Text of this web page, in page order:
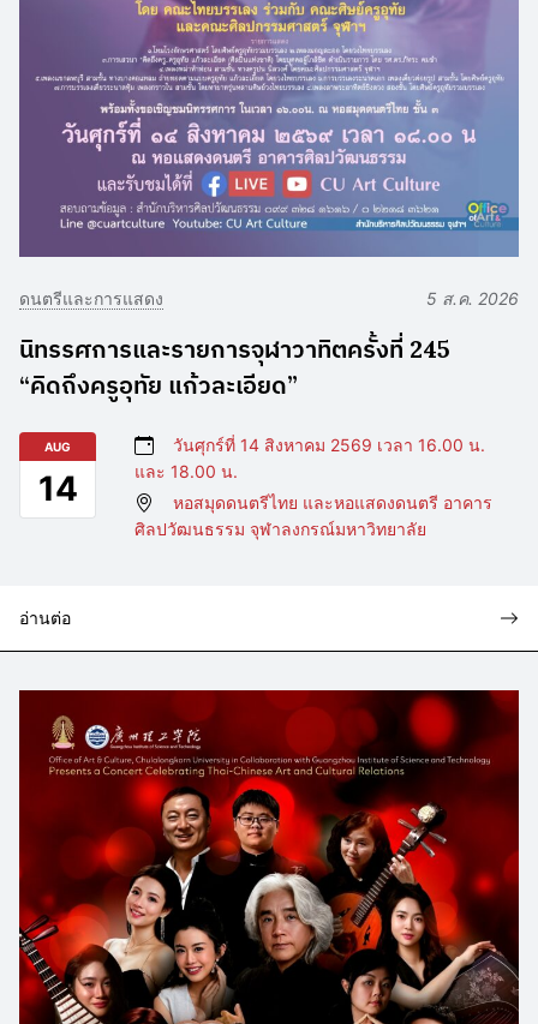
ดนตรีและการแสดง 5 ส.ค. 2026
นิทรรศการและรายการจุฬาวาทิตครั้งที่ 245
“คิดถึงครูอุทัย แก้วละเอียด”
AUG
14
วันศุกร์ที่ 14 สิงหาคม 2569 เวลา 16.00 น.
และ 18.00 น.
หอสมุดดนตรีไทย และหอแสดงดนตรี อาคาร
ศิลปวัฒนธรรม จุฬาลงกรณ์มหาวิทยาลัย
อ่านต่อ